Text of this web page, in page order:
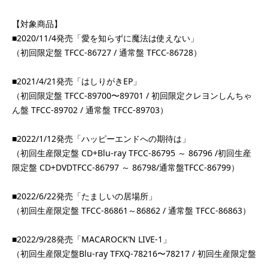
【対象商品】
■2020/11/4発売「愛を知らずに魔法は使えない」
（初回限定盤 TFCC-86727 / 通常盤 TFCC-86728）
■2021/4/21発売「はしりがきEP」
（初回限定盤 TFCC-89700〜89701 / 初回限定クレヨンしんちゃ
ん盤 TFCC-89702 / 通常盤 TFCC-89703）
■2022/1/12発売「ハッピーエンドへの期待は」
（初回生産限定盤 CD+Blu-ray TFCC-86795 ～ 86796 /初回生産
限定盤 CD+DVDTFCC-86797 ～ 86798/通常盤TFCC-86799）
■2022/6/22発売「たましいの居場所」
（初回生産限定盤 TFCC-86861～86862 / 通常盤 TFCC-86863）
■2022/9/28発売「MACAROCK’N LIVE-1」
（初回生産限定盤Blu-ray TFXQ-78216〜78217 / 初回生産限定盤